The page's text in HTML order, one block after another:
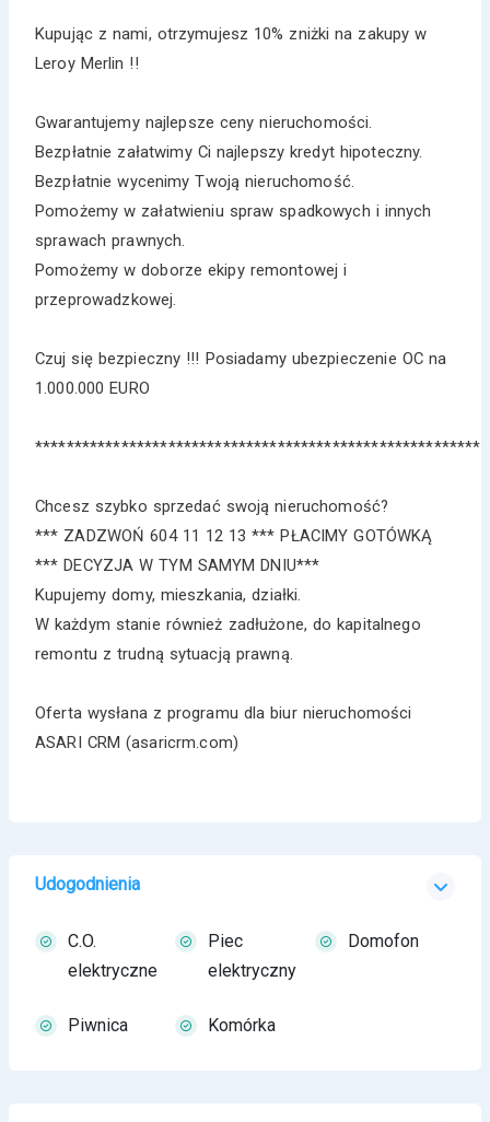
Kupując z nami, otrzymujesz 10% zniżki na zakupy w
Leroy Merlin !!
Gwarantujemy najlepsze ceny nieruchomości.
Bezpłatnie załatwimy Ci najlepszy kredyt hipoteczny.
Bezpłatnie wycenimy Twoją nieruchomość.
Pomożemy w załatwieniu spraw spadkowych i innych
sprawach prawnych.
Pomożemy w doborze ekipy remontowej i
przeprowadzkowej.
Czuj się bezpieczny !!! Posiadamy ubezpieczenie OC na
1.000.000 EURO
*********************************************************
Chcesz szybko sprzedać swoją nieruchomość?
*** ZADZWOŃ 604 11 12 13 *** PŁACIMY GOTÓWKĄ
*** DECYZJA W TYM SAMYM DNIU***
Kupujemy domy, mieszkania, działki.
W każdym stanie również zadłużone, do kapitalnego
remontu z trudną sytuacją prawną.
Oferta wysłana z programu dla biur nieruchomości
ASARI CRM (asaricrm.com)
Udogodnienia
C.O.
elektryczne
Piec
elektryczny
Domofon
Piwnica Komórka